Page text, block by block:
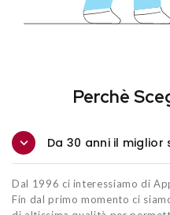
Perchè
Da 30 anni il miglior
Dal 1996 ci interessiamo di
Fin dal primo momento ci